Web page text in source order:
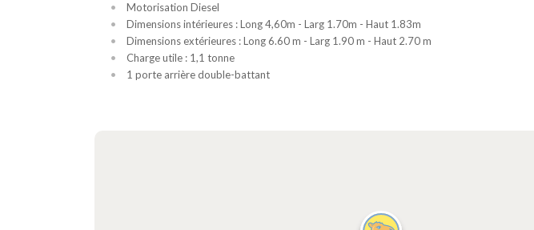
Motorisation Diesel
Dimensions intérieures : Long 4,60m - Larg 1.70m - Haut 1.83m
Dimensions extérieures : Long 6.60 m - Larg 1.90 m - Haut 2.70 m
Charge utile : 1,1 tonne
1 porte arrière double-battant